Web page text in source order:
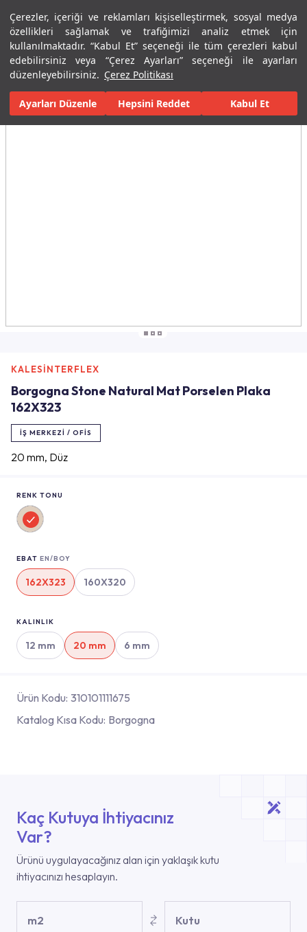
Çerezler, içeriği ve reklamları kişiselleştirmek, sosyal medya
özellikleri sağlamak ve trafiğimizi analiz etmek için
kullanılmaktadır. “Kabul Et” seçeneği ile tüm çerezleri kabul
edebilirsiniz veya “Çerez Ayarları” seçeneği ile ayarları
düzenleyebilirsiniz. Çerez Politikası
Ayarları Düzenle Hepsini Reddet Kabul Et
Menü Menü
Ana Sayfa Karolar Ticari Çözümler İş Merkezi / Ofis
Tüm Görseller(2)
KALESİNTERFLEX
Borgogna Stone Natural Mat Porselen Plaka
162X323
İŞ MERKEZI / OFIS
20 mm, Düz
RENK TONU
EBAT EN/BOY
162X323 160X320
KALINLIK
12 mm 20 mm 6 mm
Ürün Kodu: 310101111675
Katalog Kısa Kodu: Borgogna
Kaç Kutuya İhtiyacınız
Var?
Ürünü uygulayacağınız alan için yaklaşık kutu
ihtiyacınızı hesaplayın.
m2 Kutu